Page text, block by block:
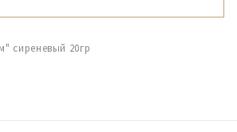
сиреневый 20гр